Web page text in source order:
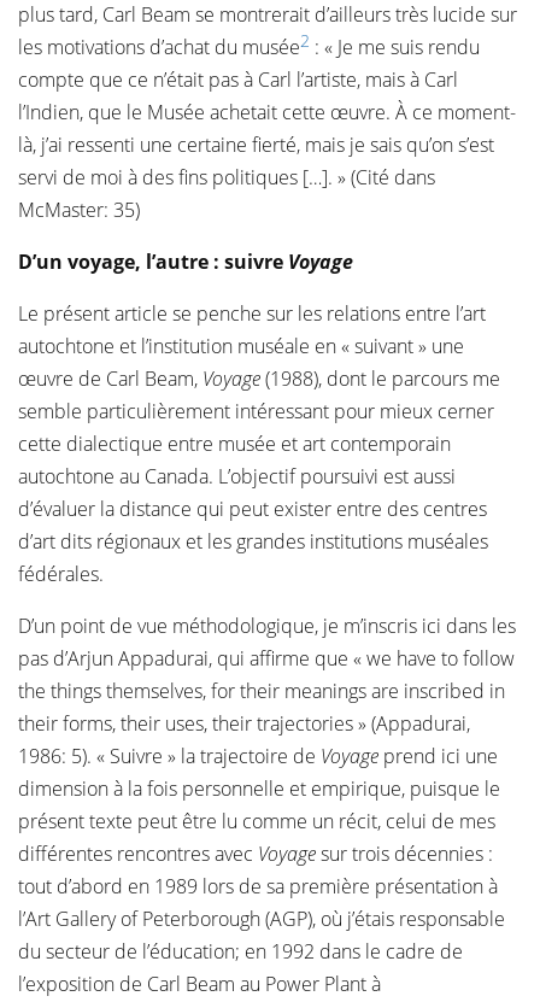
plus tard, Carl Beam se montrerait d’ailleurs très lucide sur
les motivations d’achat du musée2 : « Je me suis rendu
compte que ce n’était pas à Carl l’artiste, mais à Carl
l’Indien, que le Musée achetait cette œuvre. À ce moment-
là, j’ai ressenti une certaine fierté, mais je sais qu’on s’est
servi de moi à des fins politiques […]. » (Cité dans
McMaster: 35)
D’un voyage, l’autre : suivre Voyage
Le présent article se penche sur les relations entre l’art
autochtone et l’institution muséale en « suivant » une
œuvre de Carl Beam, Voyage(1988), dont le parcours me
semble particulièrement intéressant pour mieux cerner
cette dialectique entre musée et art contemporain
autochtone au Canada. L’objectif poursuivi est aussi
d’évaluer la distance qui peut exister entre des centres
d’art dits régionaux et les grandes institutions muséales
fédérales.
D’un point de vue méthodologique, je m’inscris ici dans les
pas d’Arjun Appadurai, qui affirme que « we have to follow
the things themselves, for their meanings are inscribed in
their forms, their uses, their trajectories » (Appadurai,
1986: 5). « Suivre » la trajectoire de Voyage prend ici une
dimension à la fois personnelle et empirique, puisque le
présent texte peut être lu comme un récit, celui de mes
différentes rencontres avec Voyagesur trois décennies :
tout d’abord en 1989 lors de sa première présentation à
l’Art Gallery of Peterborough (AGP), où j’étais responsable
du secteur de l’éducation; en 1992 dans le cadre de
l’exposition de Carl Beam au Power Plant à